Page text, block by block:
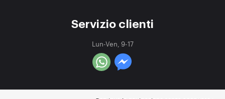
Servizio clienti
Lun-Ven, 9-17